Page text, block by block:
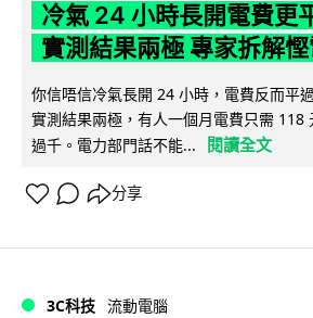
冷氣 24 小時長開電費更
實測結果兩極 專家拆解
你信唔信冷氣長開 24 小時，電費反而平
實測結果兩極，有人一個月電費只需 118
過千。電力部門話不能...
閱讀全文
分享
3C科技 流動電腦